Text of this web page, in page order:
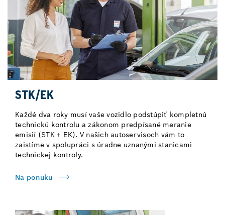
STK/EK
Každé dva roky musí vaše vozidlo podstúpiť kompletnú
technickú kontrolu a zákonom predpísané meranie
emisií (STK + EK). V našich autoservisoch vám to
zaistíme v spolupráci s úradne uznanými stanicami
technickej kontroly.
Na ponuku